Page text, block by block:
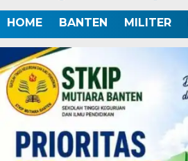
HOME BANTEN MILITER